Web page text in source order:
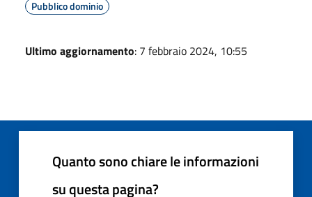
Pubblico dominio
Ultimo aggiornamento: 7 febbraio 2024, 10:55
Quanto sono chiare le informazioni
su questa pagina?